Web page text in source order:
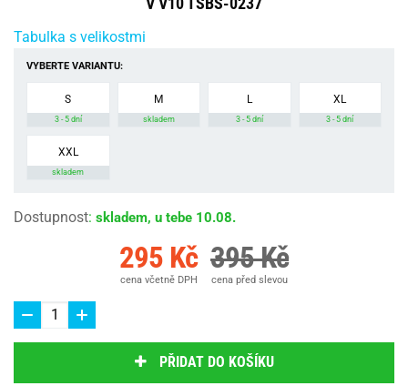
Tabulka s velikostmi
VYBERTE VARIANTU:
S
3 - 5 dní
M
skladem
L
3 - 5 dní
XL
3 - 5 dní
XXL
skladem
Dostupnost: skladem, u tebe 10.08.
295 Kč
cena včetně DPH
395 Kč
cena před slevou
PŘIDAT DO KOŠÍKU